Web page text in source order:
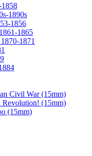
1858
1890s
1856
1865
1871
Civil War (15mm)
Revolution! (15mm)
(15mm)